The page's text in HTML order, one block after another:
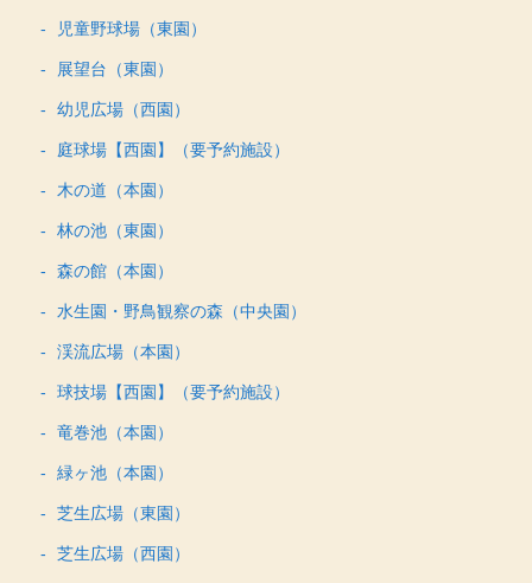
児童野球場（東園）
展望台（東園）
幼児広場（西園）
庭球場【西園】（要予約施設）
木の道（本園）
林の池（東園）
森の館（本園）
水生園・野鳥観察の森（中央園）
渓流広場（本園）
球技場【西園】（要予約施設）
竜巻池（本園）
緑ヶ池（本園）
芝生広場（東園）
芝生広場（西園）